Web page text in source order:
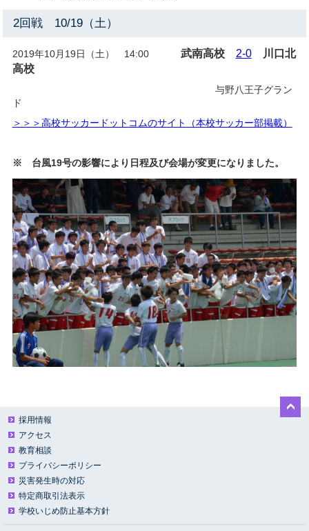
2回戦 10/19（土）
2019年10月19日（土） 14:00 武南高校 2-0川口北
高校
与野八王子グラン
ド
＞＞＞高校サッカードットコムのサイト（本校サッカー部掲載）
※ 台風19号の影響により日程及び会場が変更になりました。
採用情報
アクセス
教育相談
プライバシーポリシー
災害発生時の対応
特定商取引法表示
学校いじめ防止基本方針